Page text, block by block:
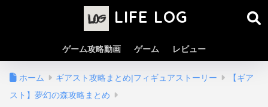
LIFE LOG
ゲーム攻略動画 ゲーム レビュー
ホーム ギアスト攻略まとめ|フィギュアストーリー
【ギア
スト】夢幻の森攻略まとめ